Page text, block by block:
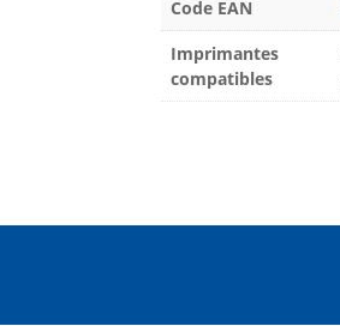
Code EAN
Imprimantes
compatibles